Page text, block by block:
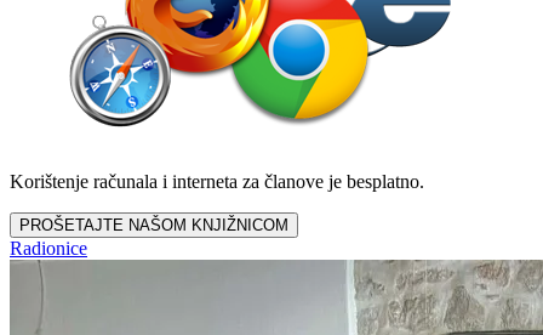
Korištenje računala i interneta za članove je besplatno.
PROŠETAJTE NAŠOM KNJIŽNICOM
Radionice